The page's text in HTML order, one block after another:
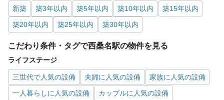
新築 築3年以内 築5年以内 築10年以内
築15年以内
築20年以内
築25年以内 築30年以内
こだわり条件・タグで西桑名駅の物件を見る
ライフステージ
三世代で人気の設備 夫婦に人気の設備
家族に人気の設備
一人暮らしに人気の設備
カップルに人気の設備